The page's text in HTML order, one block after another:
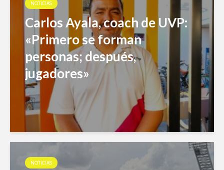
NOTICIAS
Carlos Ayala, coach de UVP:
«Primero se forman
personas; después,
jugadores»
NOTICIAS